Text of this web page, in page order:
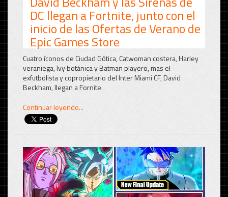
DC llegan a Fortnite, junto con el
inicio de las Ofertas de Verano de
Epic Games Store
Cuatro íconos de Ciudad Gótica, Catwoman costera, Harley
veraniega, Ivy botánica y Batman playero, mas el
exfutbolista y copropietario del Inter Miami CF, David
Beckham, llegan a Fornite.
Continuar leyendo...